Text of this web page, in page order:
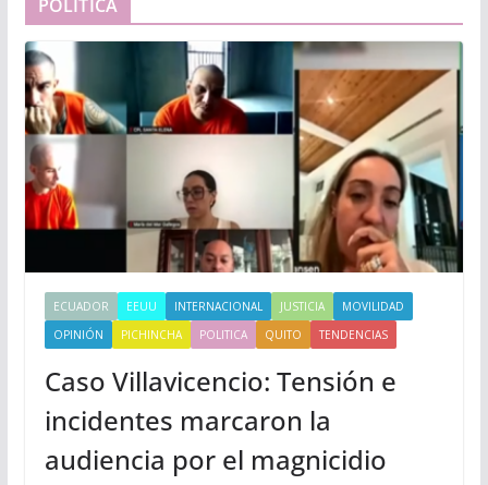
POLÍTICA
ECUADOR EEUU INTERNACIONAL JUSTICIA
MOVILIDAD
OPINIÓN
PICHINCHA POLITICA QUITO TENDENCIAS
Caso Villavicencio: Tensión e
incidentes marcaron la
audiencia por el magnicidio